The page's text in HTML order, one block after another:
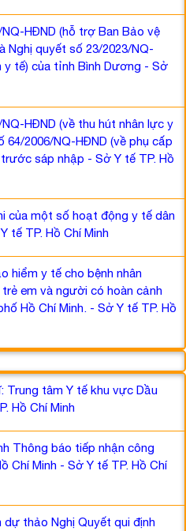
HĐND (hỗ trợ Ban Bảo vệ
Nghị quyết số 23/2023/NQ-
y tế) của tỉnh Bình Dương - Sở
HĐND (về thu hút nhân lực y
2006/NQ-HĐND (về phụ cấp
sáp nhập - Sở Y tế TP. Hồ
của một số hoạt động y tế dân
tế TP. Hồ Chí Minh
hiểm y tế cho bệnh nhân
em và người có hoàn cảnh
Hồ Chí Minh. - Sở Y tế TP. Hồ
Trung tâm Y tế khu vực Dầu
Hồ Chí Minh
Thông báo tiếp nhận công
Chí Minh - Sở Y tế TP. Hồ Chí
thảo Nghị Quyết qui định